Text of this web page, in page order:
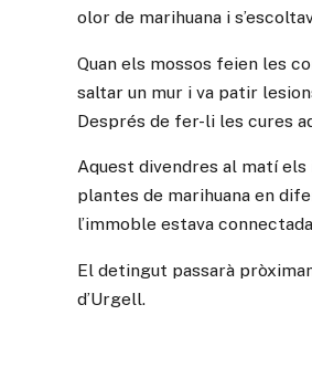
olor de marihuana i
Quan els mossos feien les
saltar un mur i va patir
Després de fer-li les cures
Aquest divendres al matí
plantes de marihuana en
l’immoble estava
El detingut passarà
d’Urgell.